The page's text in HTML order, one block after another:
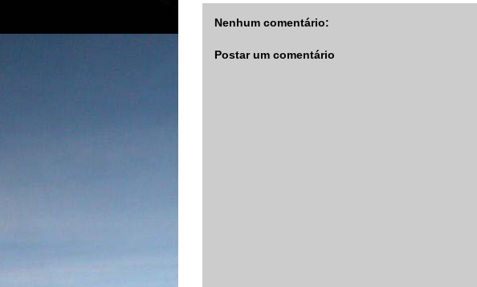
Nenhum comentário:
Postar um comentário